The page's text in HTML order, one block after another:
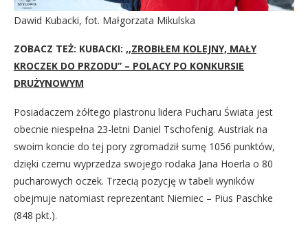
Dawid Kubacki, fot. Małgorzata Mikulska
ZOBACZ TEŻ: KUBACKI: ,,ZROBIŁEM KOLEJNY, MAŁY
KROCZEK DO PRZODU” – POLACY PO KONKURSIE
DRUŻYNOWYM
Posiadaczem żółtego plastronu lidera Pucharu Świata jest
obecnie niespełna 23-letni Daniel Tschofenig. Austriak na
swoim koncie do tej pory zgromadził sumę 1056 punktów,
dzięki czemu wyprzedza swojego rodaka Jana Hoerla o 80
pucharowych oczek. Trzecią pozycję w tabeli wyników
obejmuje natomiast reprezentant Niemiec – Pius Paschke
(848 pkt.).